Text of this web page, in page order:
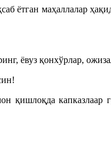
ётган маҳаллалар
ёвуз қонхўрлар,
капказлаар